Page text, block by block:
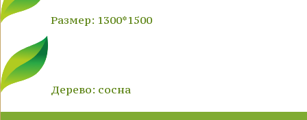
Размер: 1300*1500
Дерево: сосна